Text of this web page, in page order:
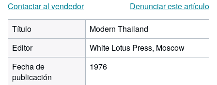
Contactar al vendedor
Denunciar este artículo
Título
Modern Thailand
Editor
White Lotus Press, Moscow
Fecha de
publicación
1976